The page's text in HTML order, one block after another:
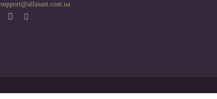
support@alfasant.com.ua